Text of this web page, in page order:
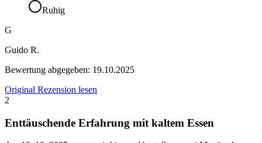
Ruhig
G
Guido R.
Bewertung abgegeben: 19.10.2025
Original Rezension lesen
2
Enttäuschende Erfahrung mit kaltem Essen